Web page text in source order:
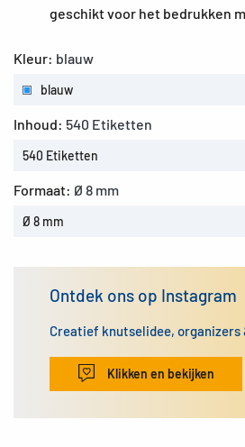
geschikt voor het bedrukken
Kleur: blauw
blauw
Inhoud: 540 Etiketten
540 Etiketten
Formaat: Ø 8 mm
Ø 8 mm
Ontdek ons op Instagram
Creatief knutselidee, organizers
Klikken en bekijken